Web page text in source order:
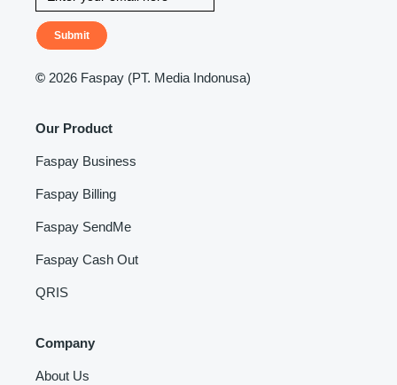
Submit
© 2026 Faspay (PT. Media Indonusa)
Our Product
Faspay Business
Faspay Billing
Faspay SendMe
Faspay Cash Out
QRIS
Company
About Us